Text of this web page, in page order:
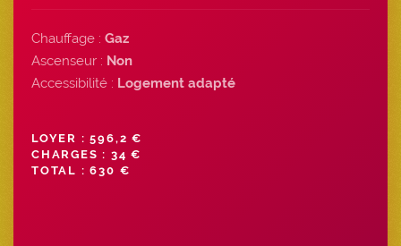
Chauffage : Gaz
Ascenseur : Non
Accessibilité : Logement adapté
LOYER : 596,2 €
CHARGES : 34 €
TOTAL : 630 €